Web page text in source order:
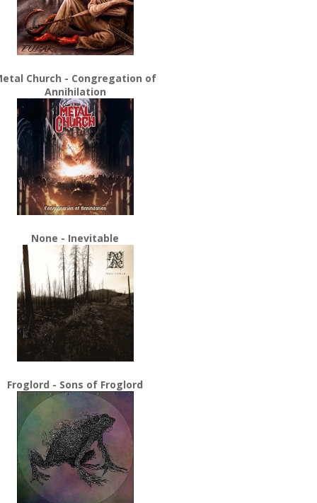
Church - Congregation of
Annihilation
None - Inevitable
Froglord - Sons of Froglord